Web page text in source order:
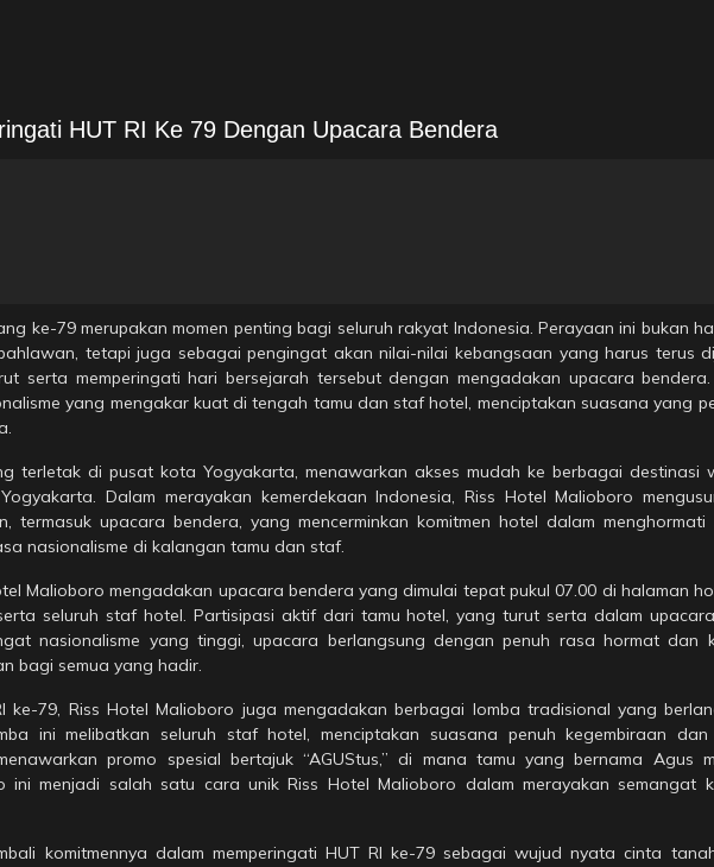
HUT RI Ke 79 Dengan Upacara Bendera
ke-79 merupakan momen penting bagi seluruh rakyat Indonesia. Perayaan ini bukan
tetapi juga sebagai pengingat akan nilai-nilai kebangsaan yang harus terus
serta memperingati hari bersejarah tersebut dengan mengadakan upacara
yang mengakar kuat di tengah tamu dan staf hotel, menciptakan suasana yang
terletak di pusat kota Yogyakarta, menawarkan akses mudah ke berbagai destinasi
Dalam merayakan kemerdekaan Indonesia, Riss Hotel Malioboro
termasuk upacara bendera, yang mencerminkan komitmen hotel dalam
nasionalisme di kalangan tamu dan staf.
Malioboro mengadakan upacara bendera yang dimulai tepat pukul 07.00 di halaman
seluruh staf hotel. Partisipasi aktif dari tamu hotel, yang turut serta dalam
nasionalisme yang tinggi, upacara berlangsung dengan penuh rasa hormat dan
bagi semua yang hadir.
ke-79, Riss Hotel Malioboro juga mengadakan berbagai lomba tradisional yang
ini melibatkan seluruh staf hotel, menciptakan suasana penuh kegembiraan dan
promo spesial bertajuk “AGUStus,” di mana tamu yang bernama Agus
menjadi salah satu cara unik Riss Hotel Malioboro dalam merayakan semangat
komitmennya dalam memperingati HUT RI ke-79 sebagai wujud nyata cinta